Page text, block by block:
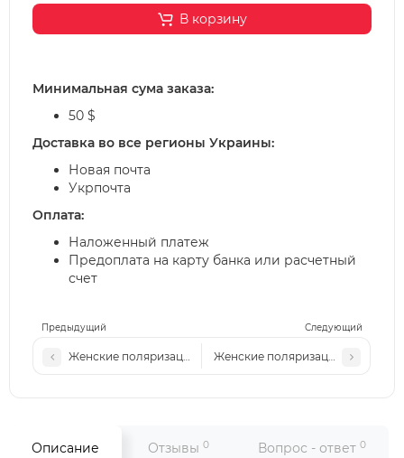
Предыдущий Следующий
Женские поляризационные солнцезащитные очки MST
Женские поляризационные
В корзину
Минимальная сума заказа:
50 $
Доставка во все регионы Украины:
Новая почта
Укрпочта
Оплата:
Наложенный платеж
Предоплата на карту банка или расчетный
счет
Описание Отзывы 0 Вопрос - ответ 0